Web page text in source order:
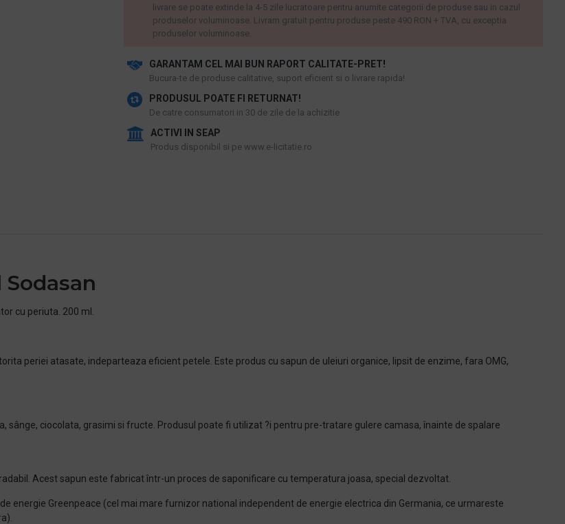
GARANTAM CEL MAI BUN RAPORT CALITATE-PRET!
​Bucura-te de produse calitative, suport eficient si o livrare rapida!
PRODUSUL POATE FI RETURNAT!
De catre consumatori in 30 de zile de la achizitie
ACTIVI IN SEAP
Produs disponibil si pe www.e-licitatie.ro
livrare se poate extinde la 4-5 zile lucratoare pentru anumite categorii de produse sau in cazul
produselor voluminoase. Livram gratuit pentru produse peste 490 RON + TVA, cu exceptia
produselor voluminoase.
cu periuta. 200 ml.
periei atasate, indeparteaza eficient petele. Este produs cu sapun de uleiuri organice, lipsit de enzime, fara OMG,
sânge, ciocolata, grasimi si fructe. Produsul poate fi utilizat ?i pentru pre-tratare gulere camasa, înainte de spalare
Acest sapun este fabricat într-un proces de saponificare cu temperatura joasa, special dezvoltat.
energie Greenpeace (cel mai mare furnizor national independent de energie electrica din Germania, ce urmareste